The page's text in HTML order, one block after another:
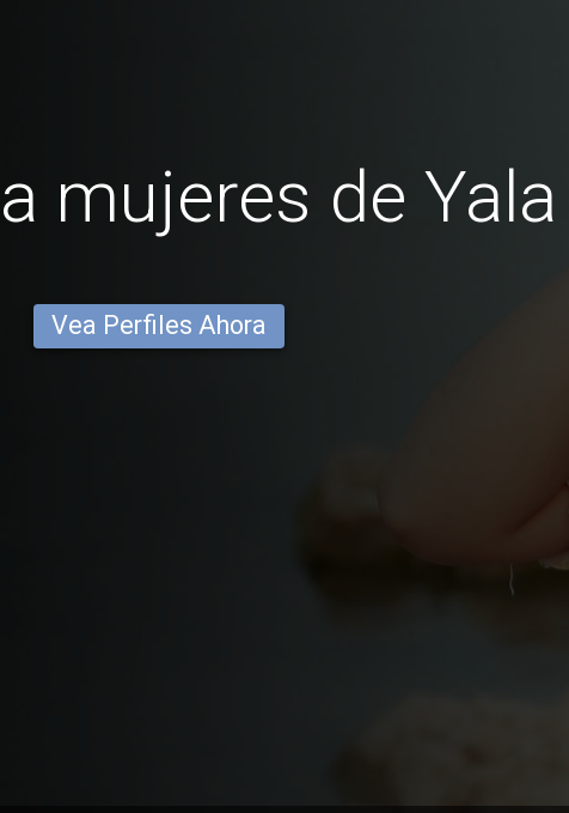
mujeres de Yala
Vea Perfiles Ahora